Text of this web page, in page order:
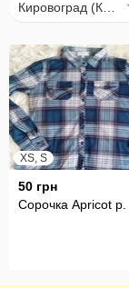
XS, S
50 грн
Сорочка Apricot р.